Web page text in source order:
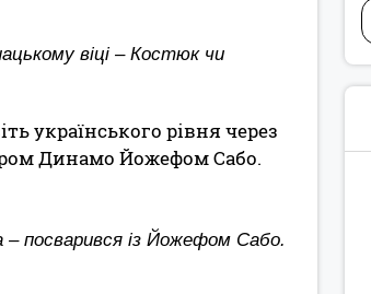
віці – Костюк чи
українського рівня через
Динамо Йожефом Сабо.
посварився із Йожефом Сабо.